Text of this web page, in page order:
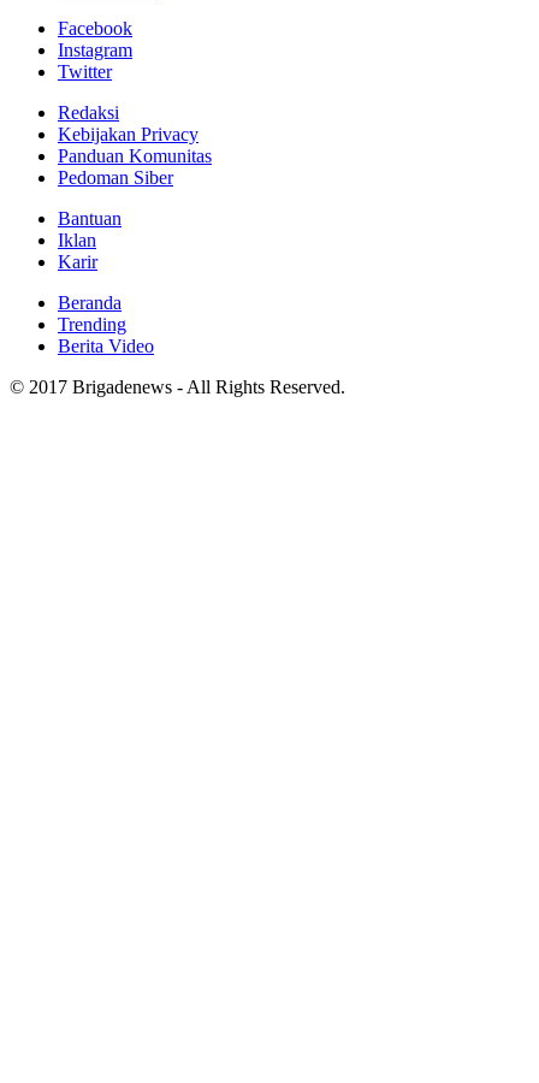
Facebook
Instagram
Twitter
Redaksi
Kebijakan Privacy
Panduan Komunitas
Pedoman Siber
Bantuan
Iklan
Karir
Beranda
Trending
Berita Video
© 2017 Brigadenews - All Rights Reserved.